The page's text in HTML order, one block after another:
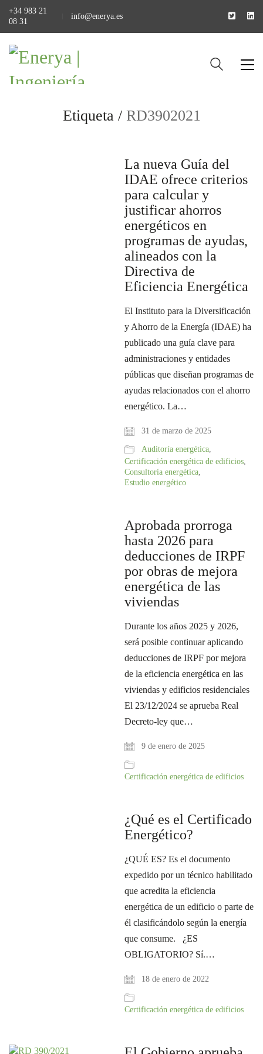
+34 983 21
08 31
info@enerya.es
Etiqueta / RD3902021
La nueva Guía del
IDAE ofrece criterios
para calcular y
justificar ahorros
energéticos en
programas de ayudas,
alineados con la
Directiva de
Eficiencia Energética
El Instituto para la Diversificación
y Ahorro de la Energía (IDAE) ha
publicado una guía clave para
administraciones y entidades
públicas que diseñan programas de
ayudas relacionados con el ahorro
energético. La…
31 de marzo de 2025
Auditoría energética,
Certificación energética de edificios,
Consultoría energética,
Estudio energético
Aprobada prorroga
hasta 2026 para
deducciones de IRPF
por obras de mejora
energética de las
viviendas
Durante los años 2025 y 2026,
será posible continuar aplicando
deducciones de IRPF por mejora
de la eficiencia energética en las
viviendas y edificios residenciales
El 23/12/2024 se aprueba Real
Decreto-ley que…
9 de enero de 2025
Certificación energética de edificios
¿Qué es el Certificado
Energético?
¿QUÉ ES? Es el documento
expedido por un técnico habilitado
que acredita la eficiencia
energética de un edificio o parte de
él clasificándolo según la energía
que consume. ¿ES
OBLIGATORIO? Sí.…
18 de enero de 2022
Certificación energética de edificios